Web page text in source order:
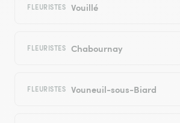
FLEURISTES Vouillé
FLEURISTES Chabournay
FLEURISTES Vouneuil-sous-Biard